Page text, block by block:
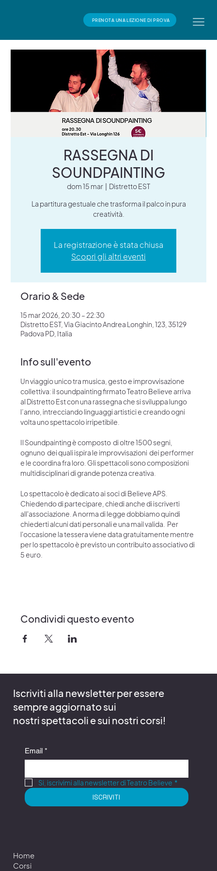
PRENOTA UNA LEZIONE DI PROVA
RASSEGNA DI
SOUNDPAINTING
dom 15 mar Distretto EST
La partitura gestuale che trasforma il palco in pura
creatività.
La registrazione è stata chiusa
Scopri gli altri eventi
Orario & Sede
15 mar 2026, 20:30 – 22:30
Distretto EST, Via Giacinto Andrea Longhin, 123, 35129
Padova PD, Italia
Info sull'evento
Un viaggio unico tra musica, gesto e improvvisazione
collettiva: il soundpainting firmato Teatro Believe arriva
al Distretto Est con una rassegna che si sviluppa lungo
l’anno, intrecciando linguaggi artistici e creando ogni
volta uno spettacolo irripetibile.
Il Soundpainting è composto  di oltre 1500 segni,
ognuno  dei quali ispira le improvvisazioni  dei performer
e le coordina fra loro. Gli spettacoli sono composizioni
multidisciplinari di grande potenza creativa.
Lo spettacolo è dedicato ai soci di Believe APS.
Chiedendo di partecipare, chiedi anche di iscriverti
all'associazione. A norma di legge dobbiamo quindi
chiederti alcuni dati personali e una mail valida.  Per
l'occasione la tessera viene data gratuitamente mentre
per lo spettacolo è previsto un contribuito associativo di
5 euro.
Condividi questo evento
Iscriviti alla newsletter per essere
sempre aggiornato sui
nostri spettacoli e sui nostri corsi!
Email *
Si, iscrivimi alla newsletter di Teatro Believe *
ISCRIVITI
Home
Corsi